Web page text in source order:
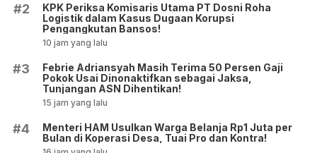
#2
KPK Periksa Komisaris Utama PT Dosni Roha
Logistik dalam Kasus Dugaan Korupsi
Pengangkutan Bansos!
10 jam yang lalu
#3
Febrie Adriansyah Masih Terima 50 Persen Gaji
Pokok Usai Dinonaktifkan sebagai Jaksa,
Tunjangan ASN Dihentikan!
15 jam yang lalu
#4
Menteri HAM Usulkan Warga Belanja Rp1 Juta per
Bulan di Koperasi Desa, Tuai Pro dan Kontra!